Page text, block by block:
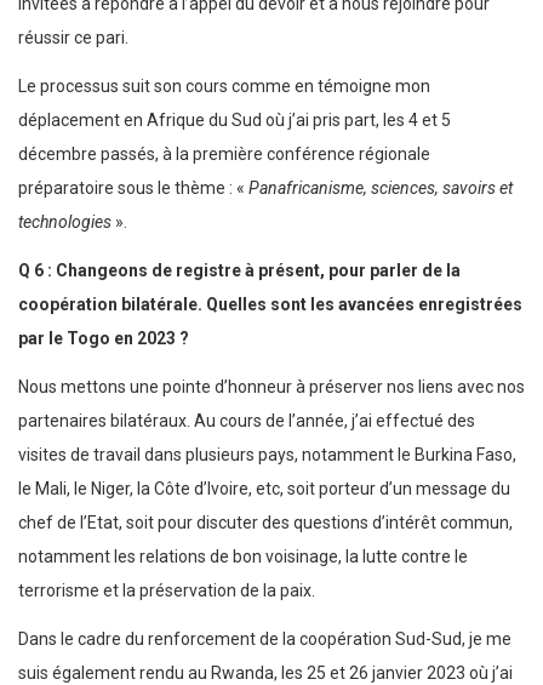
invitées à répondre à l’appel du devoir et à nous rejoindre pour
réussir ce pari.
Le processus suit son cours comme en témoigne mon
déplacement en Afrique du Sud où j’ai pris part, les 4 et 5
décembre passés, à la première conférence régionale
préparatoire sous le thème : « Panafricanisme, sciences, savoirs et
technologies ».
Q 6 : Changeons de registre à présent, pour parler de la
coopération bilatérale. Quelles sont les avancées enregistrées
par le Togo en 2023 ?
Nous mettons une pointe d’honneur à préserver nos liens avec nos
partenaires bilatéraux. Au cours de l’année, j’ai effectué des
visites de travail dans plusieurs pays, notamment le Burkina Faso,
le Mali, le Niger, la Côte d’Ivoire, etc, soit porteur d’un message du
chef de l’Etat, soit pour discuter des questions d’intérêt commun,
notamment les relations de bon voisinage, la lutte contre le
terrorisme et la préservation de la paix.
Dans le cadre du renforcement de la coopération Sud-Sud, je me
suis également rendu au Rwanda, les 25 et 26 janvier 2023 où j’ai